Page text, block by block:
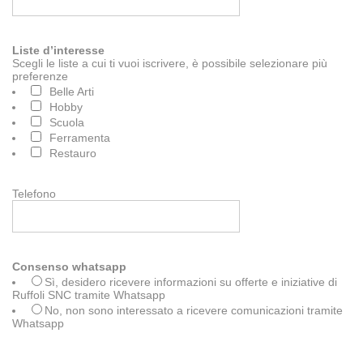
Liste d’interesse
Scegli le liste a cui ti vuoi iscrivere, è possibile selezionare più
preferenze
Belle Arti
Hobby
Scuola
Ferramenta
Restauro
Telefono
Consenso whatsapp
Sì, desidero ricevere informazioni su offerte e iniziative di
Ruffoli SNC tramite Whatsapp
No, non sono interessato a ricevere comunicazioni tramite
Whatsapp